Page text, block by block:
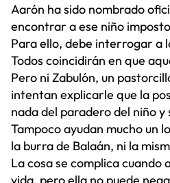
Aarón ha sido nombrado
encontrar a ese niño
Para ello, debe interrogar a
Todos coincidirán en que
Pero ni Zabulón, un
intentan explicarle que la
nada del paradero del niño y
Tampoco ayudan mucho un
la burra de Balaán, ni la
La cosa se complica
vida, pero ella no puede